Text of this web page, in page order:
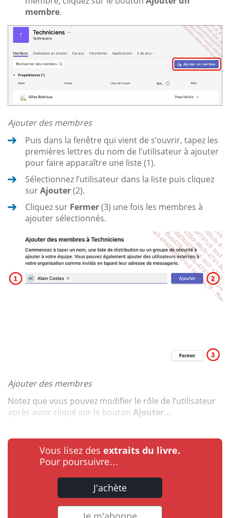
membre.
Ajouter des membres
Puis dans la fenêtre qui vient de s’ouvrir, tapez les
premières lettres du nom de l’utilisateur à ajouter
pour faire apparaître une liste (1).
Sélectionnez l’utilisateur dans la liste puis cliquez
surAjouter(2).
Cliquez sur Fermer(3) une fois les membres à
ajouter sélectionnés.
Ajouter des membres
Notez que vous pouvez modifier le rôle de l’utilisateur
après avoir cliqué sur le bouton Ajouter...
Vous lisez des extraits du livre.
Pour poursuivre…
J'achète